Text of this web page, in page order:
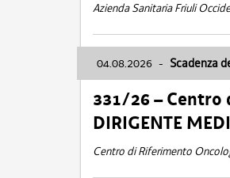
Azienda Sanitaria Friuli
04.08.2026 - Scadenza
331/26 – Centro
DIRIGENTE
Centro di Riferimento